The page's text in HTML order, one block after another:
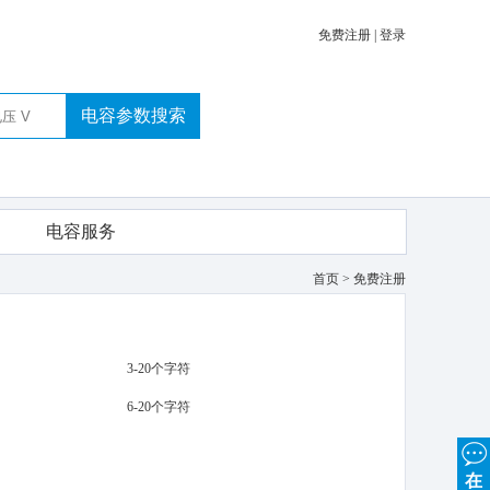
免费注册 登录
电容参数搜索
电容服务
首页 > 免费注册
3-20个字符
6-20个字符
在